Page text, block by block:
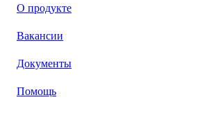
О продукте
Вакансии
Документы
Помощь